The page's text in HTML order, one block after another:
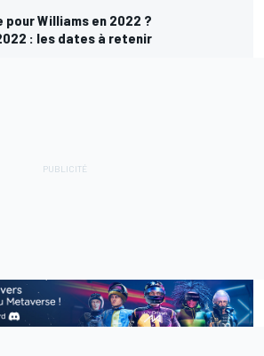
pour Williams en 2022 ?
: les dates à retenir